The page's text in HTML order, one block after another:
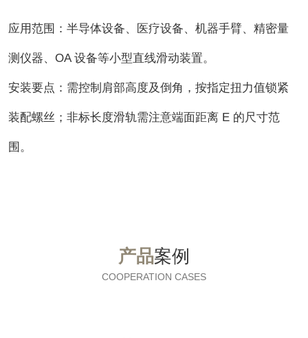
应用范围：半导体设备、医疗设备、机器手臂、精密量
测仪器、OA 设备等小型直线滑动装置。
安装要点：需控制肩部高度及倒角，按指定扭力值锁紧
装配螺丝；非标长度滑轨需注意端面距离 E 的尺寸范
围。
产品案例
COOPERATION CASES